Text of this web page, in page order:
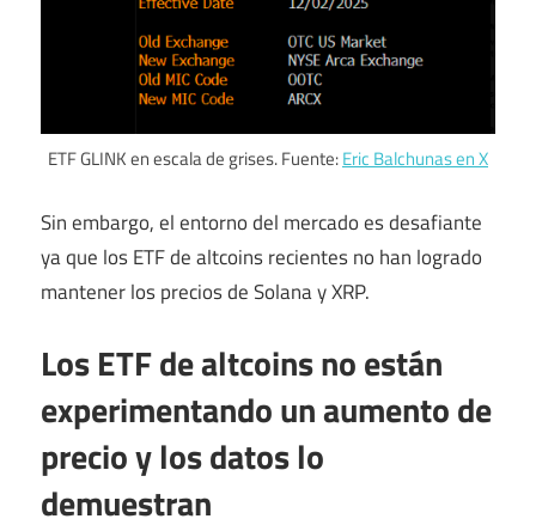
ETF GLINK en escala de grises. Fuente:Eric Balchunas en X
Sin embargo, el entorno del mercado es desafiante
ya que los ETF de altcoins recientes no han logrado
mantener los precios de Solana y XRP.
Los ETF de altcoins no están
experimentando un aumento de
precio y los datos lo
demuestran